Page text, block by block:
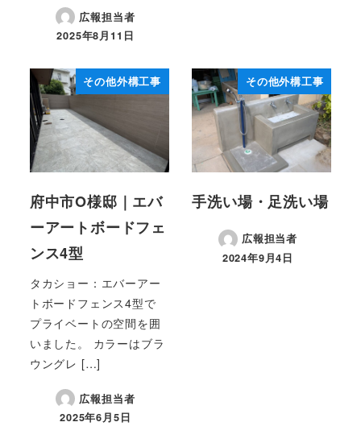
広報担当者
投稿日
2025年8月11日
その他外構工事
府中市O様邸｜エバ
ーアートボードフェ
ンス4型
タカショー：エバーアー
トボードフェンス4型で
プライベートの空間を囲
いました。 カラーはブラ
ウングレ […]
広報担当者
投稿日
2025年6月5日
その他外構工事
手洗い場・足洗い場
広報担当者
投稿日
2024年9月4日